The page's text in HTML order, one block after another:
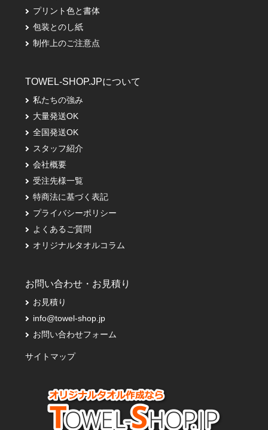
プリント色と書体
包装とのし紙
制作上のご注意点
TOWEL-SHOP.JPについて
私たちの強み
大量発送OK
全国発送OK
スタッフ紹介
会社概要
受注先様一覧
特商法に基づく表記
プライバシーポリシー
よくあるご質問
オリジナルタオルコラム
お問い合わせ・お見積り
お見積り
info@towel-shop.jp
お問い合わせフォーム
サイトマップ